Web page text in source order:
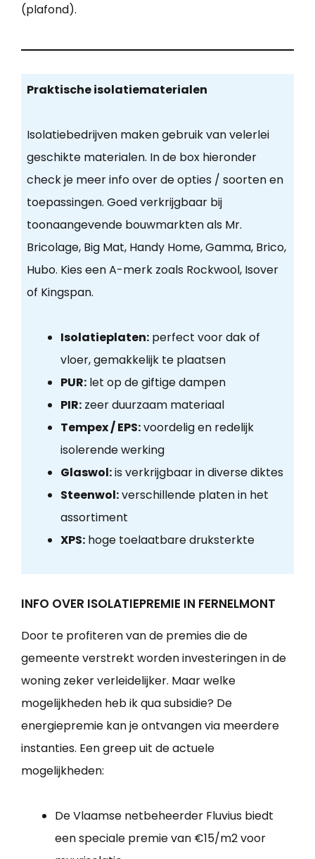
(plafond).
Praktische isolatiematerialen
Isolatiebedrijven maken gebruik van velerlei
geschikte materialen. In de box hieronder
check je meer info over de opties / soorten en
toepassingen. Goed verkrijgbaar bij
toonaangevende bouwmarkten als Mr.
Bricolage, Big Mat, Handy Home, Gamma, Brico,
Hubo. Kies een A-merk zoals Rockwool, Isover
of Kingspan.
Isolatieplaten:perfect voor dak of
vloer, gemakkelijk te plaatsen
PUR:let op de giftige dampen
PIR:zeer duurzaam materiaal
Tempex / EPS:voordelig en redelijk
isolerende werking
Glaswol:is verkrijgbaar in diverse diktes
Steenwol:verschillende platen in het
assortiment
XPS:hoge toelaatbare druksterkte
INFO OVER ISOLATIEPREMIE IN FERNELMONT
Door te profiteren van de premies die de
gemeente verstrekt worden investeringen in de
woning zeker verleidelijker. Maar welke
mogelijkheden heb ik qua subsidie? De
energiepremie kan je ontvangen via meerdere
instanties. Een greep uit de actuele
mogelijkheden:
De Vlaamse netbeheerder Fluvius biedt
een speciale premie van €15/m2 voor